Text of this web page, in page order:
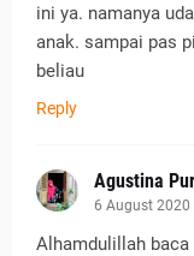
ini ya. namanya
anak. sampai pas
beliau
Reply
Agustina
6 August 2020
Alhamdulillah baca